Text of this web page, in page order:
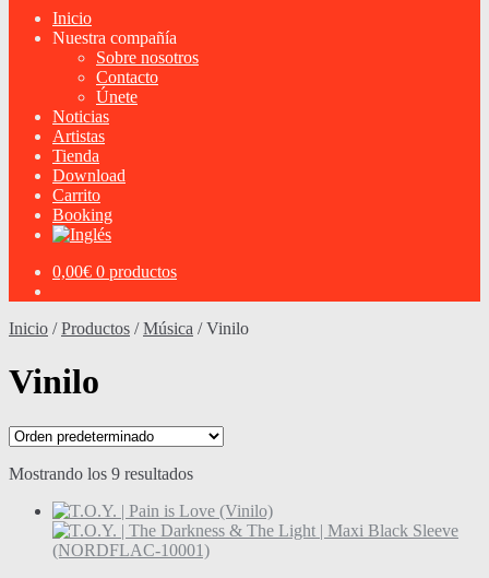
Inicio
Nuestra compañía
Sobre nosotros
Contacto
Únete
Noticias
Artistas
Tienda
Download
Carrito
Booking
0,00€ 0 productos
Inicio /Productos /Música /Vinilo
Vinilo
Mostrando los 9 resultados